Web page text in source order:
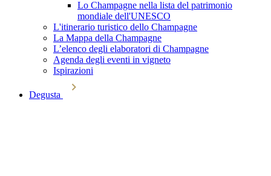
Lo Champagne nella lista del patrimonio
mondiale dell'UNESCO
L'itinerario turistico dello Champagne
La Mappa della Champagne
L’elenco degli elaboratori di Champagne
Agenda degli eventi in vigneto
Ispirazioni
Degusta